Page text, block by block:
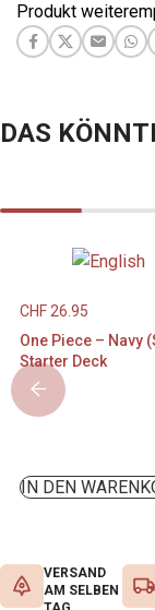
Produkt
DAS
CHF26.95
One Piece – Navy
Starter Deck
IN DEN
VERSAND
AM SELBEN